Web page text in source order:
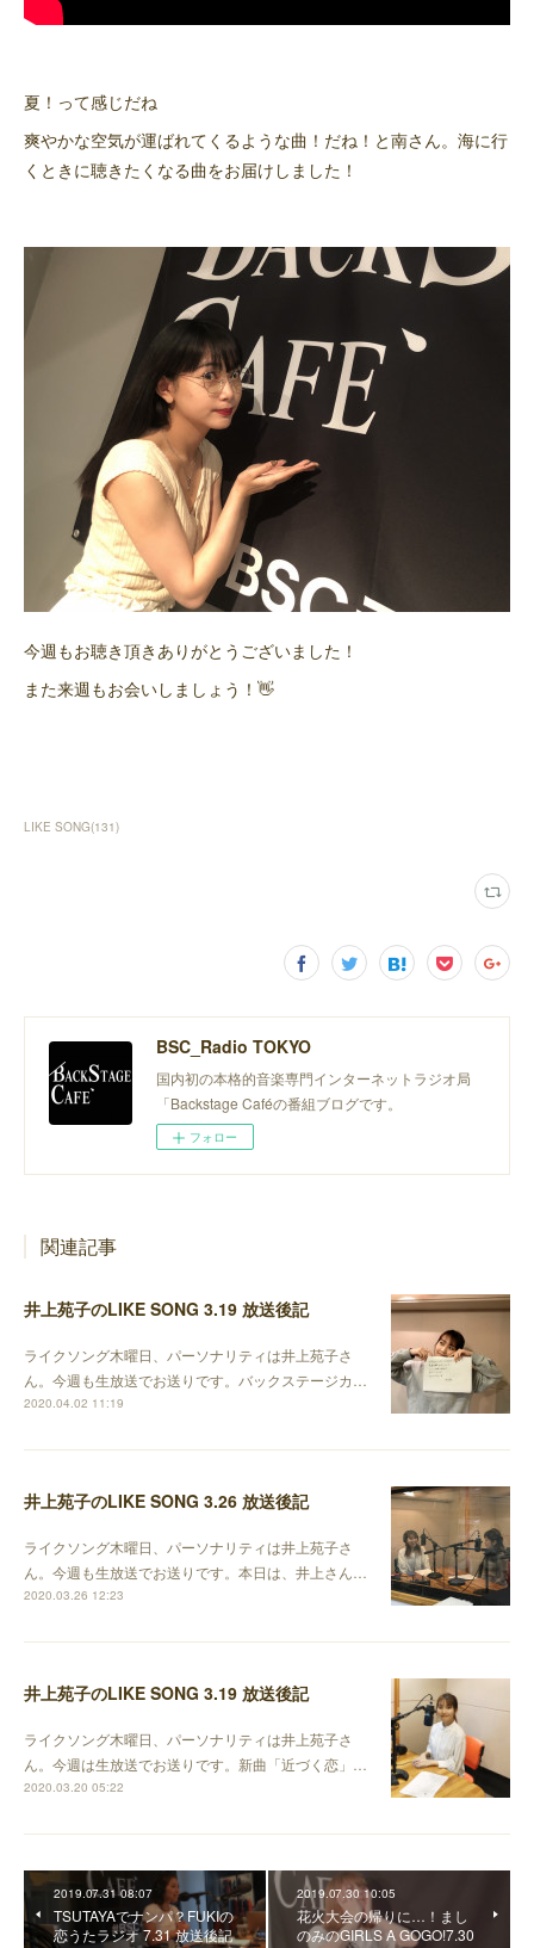
夏！って感じだね
爽やかな空気が運ばれてくるような曲！だね！と南さん。海に行
くときに聴きたくなる曲をお届けしました！
今週もお聴き頂きありがとうございました！
また来週もお会いしましょう！👋
LIKE SONG(131)
BSC_Radio TOKYO
国内初の本格的音楽専門インターネットラジオ局
「Backstage Caféの番組ブログです。
フォロー
関連記事
井上苑子のLIKE SONG 3.19 放送後記
ライクソング木曜日、パーソナリティは井上苑子さ
ん。今週も生放送でお送りです。バックステージカ…
2020.04.02 11:19
井上苑子のLIKE SONG 3.26 放送後記
ライクソング木曜日、パーソナリティは井上苑子さ
ん。今週も生放送でお送りです。本日は、井上さん…
2020.03.26 12:23
井上苑子のLIKE SONG 3.19 放送後記
ライクソング木曜日、パーソナリティは井上苑子さ
ん。今週は生放送でお送りです。新曲「近づく恋」…
2020.03.20 05:22
2019.07.31 08:07
TSUTAYAでナンパ？FUKIの
恋うたラジオ 7.31 放送後記
2019.07.30 10:05
花火大会の帰りに…！まし
のみのGIRLS A GOGO!7.30